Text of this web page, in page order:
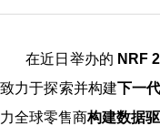
在近日举办的 NRF
致力于探索并构建下一
力全球零售商构建数据